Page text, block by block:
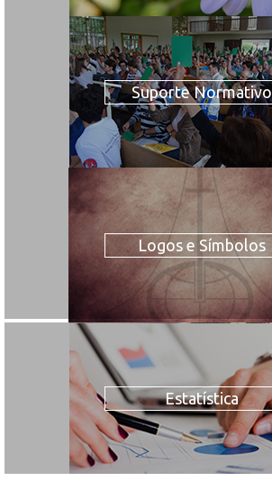
Suporte Normativo
Logos e Símbolos
Estatística